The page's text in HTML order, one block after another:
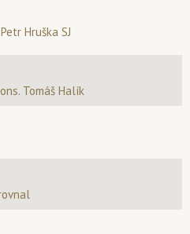
Hruška SJ
Tomáš Halík